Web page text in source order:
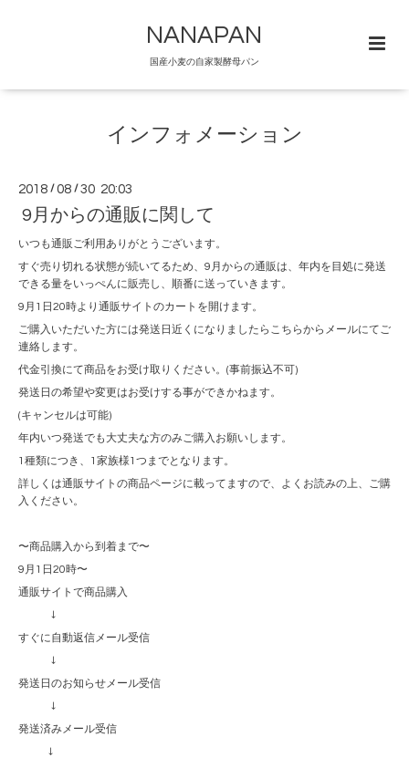
NANAPAN
国産小麦の自家製酵母パン
インフォメーション
2018 /08 /30 20:03
9月からの通販に関して
いつも通販ご利用ありがとうございます。
すぐ売り切れる状態が続いてるため、9月からの通販は、年内を目処に発送
できる量をいっぺんに販売し、順番に送っていきます。
9月1日20時より通販サイトのカートを開けます。
ご購入いただいた方には発送日近くになりましたらこちらからメールにてご
連絡します。
代金引換にて商品をお受け取りください。(事前振込不可)
発送日の希望や変更はお受けする事ができかねます。
(キャンセルは可能)
年内いつ発送でも大丈夫な方のみご購入お願いします。
1種類につき、1家族様1つまでとなります。
詳しくは通販サイトの商品ページに載ってますので、よくお読みの上、ご購
入ください。
〜商品購入から到着まで〜
9月1日20時〜
通販サイトで商品購入
↓
すぐに自動返信メール受信
↓
発送日のお知らせメール受信
↓
発送済みメール受信
↓